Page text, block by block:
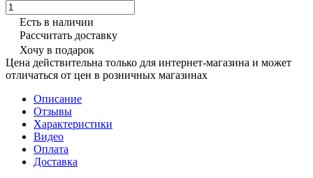
Есть в наличии
Рассчитать доставку
Хочу в подарок
Цена действительна только для интернет-магазина и может
отличаться от цен в розничных магазинах
Описание
Отзывы
Характеристики
Видео
Оплата
Доставка